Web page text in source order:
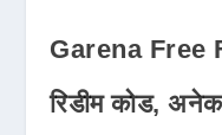
Garena Free
रिडीम कोड,